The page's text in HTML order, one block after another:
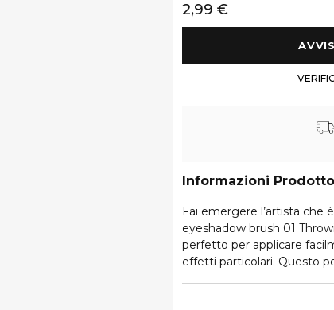
2,99 €
Informazioni Prodotto
Fai emergere l’artista che
eyeshadow brush 01
perfetto per applicare
effetti particolari. Questo